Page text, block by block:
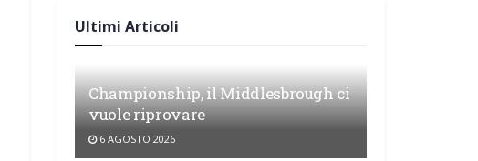
Ultimi Articoli
Championship, il Middlesbrough ci
vuole riprovare
6 AGOSTO 2026